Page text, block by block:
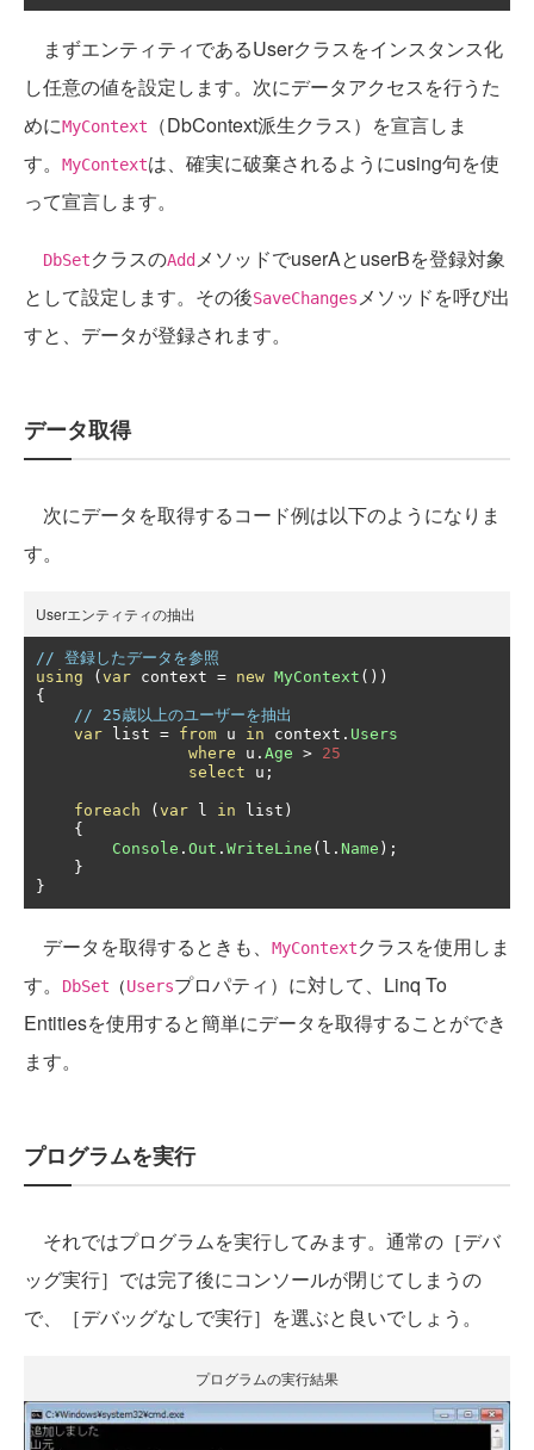
まずエンティティであるUserクラスをインスタンス化
し任意の値を設定します。次にデータアクセスを行うた
めにMyContext
（DbContext派生クラス）を宣言しま
す。
MyContextは、確実に破棄されるようにusing句を使
って宣言します。
DbSetクラスのAdd メソッドでuserAとuserBを登録対象
として設定します。その後SaveChangesメソッドを呼び出
すと、データが登録されます。
データ取得
次にデータを取得するコード例は以下のようになりま
す。
Userエンティティの抽出
// 登録したデータを参照
using
( var context = new MyContext ())
{
// 25歳以上のユーザーを抽出
var list = from u in context . Users
where u . Age > 25
select u ;
foreach ( var l in list )
{
Console . Out . WriteLine ( l . Name );
}
}
データを取得するときも、 MyContextクラスを使用しま
す。
DbSet （Usersプロパティ）に対して、Linq To
Entitiesを使用すると簡単にデータを取得することができ
ます。
プログラムを実行
それではプログラムを実行してみます。通常の［デバ
ッグ実行］では完了後にコンソールが閉じてしまうの
で、［デバッグなしで実行］を選ぶと良いでしょう。
プログラムの実行結果